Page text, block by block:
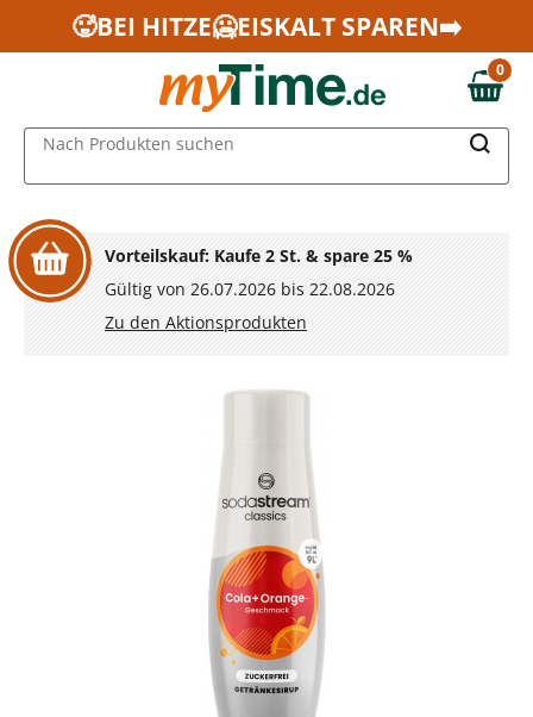
Zum Hauptinhalt springen
Zur Navigation springen
Zur Suche springen
🥵BEI HITZE🥶EISKALT SPAREN➡️
0,00 €
0
Nach Produkten suchen
Vorteilskauf: Kaufe 2 St. & spare 25 %
Gültig von 26.07.2026 bis 22.08.2026
Zu den Aktionsprodukten